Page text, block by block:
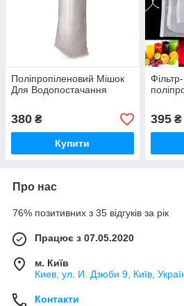
Поліпропіленовий Мішок
Для Водопостачання
380 ₴
Купити
395₴
Про нас
76% позитивних з 35 відгуків за рік
Працює з 07.05.2020
м. Київ
Киев, ул. И. Дзюби 9, Київ,
Контакти